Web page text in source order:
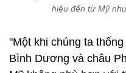
hiệu đến từ Mỹ
"Một khi chúng ta
Bình Dương và châu